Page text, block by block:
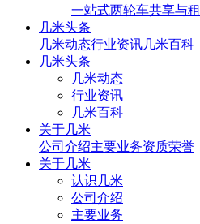
一站式两轮车共享与
几米头条
几米动态行业资讯几米百科
几米头条
几米动态
行业资讯
几米百科
关于几米
公司介绍主要业务资质荣誉
关于几米
认识几米
公司介绍
主要业务